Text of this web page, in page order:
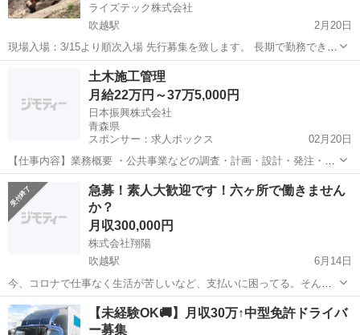
ライズテック株式会社
吹越駅
2月20日
現場入場：3/15より順次入場 先行募集を致します。 長期で勤務できる
方、また高齢者の方も積極採用しております。 弊社は、安全管理を徹
吹越駅 その他
土木施工管理
月給22万円～37万5,000円
日本振興株式会社
青森県
スポンサー：求人ボックス
02月20日
【仕事内容】業務概要 ・公共事業などの調査・計画・設計・発注・工
事・維持・管理の各段階で、事業者(発注者)を支援するための業務をご
担当いただきます。 具体的な仕事内容 ・下記業務から、適性やご経
験、希望に合わせていずれかの業務を担...
正社員
急募！素人大歓迎です！六ヶ所で働きません
か？
月収300,000円
株式会社翔陽
吹越駅
6月14日
今、コロナで仕事なく生活が苦しいなど、支払いに困ってる。そんな
人はいませんか？そんな方の為に、誰でもできる簡単なお仕事を紹介
いたします。 簡単な手元作業です。 ほうきではいたり、集めたりする
仕事です。 毎日、安全確認など行...
青森 上北郡 吹越駅 その他
【未経験OK🚚】月収30万↑中型免許ドライバ
ー募集